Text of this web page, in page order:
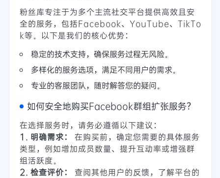
粉丝库专注于为多个主流社交平台提供高效且安
全的服务，包括Facebook、YouTube、TikTo
k等。以下是我们的核心优势：
稳定的技术支持，确保服务过程无风险。
多样化的服务选项，满足不同用户的需求。
专业的客服团队，随时解答您的疑问。
如何安全地购买Facebook群组扩张服务？
在选择服务时，请务必遵循以下建议：
1. 明确需求：
在购买前，确定您需要的具体服务
类型，例如增加成员数量、提升互动率或增强群
组活跃度。
2. 检查评价：
查阅其他用户的反馈，了解平台的